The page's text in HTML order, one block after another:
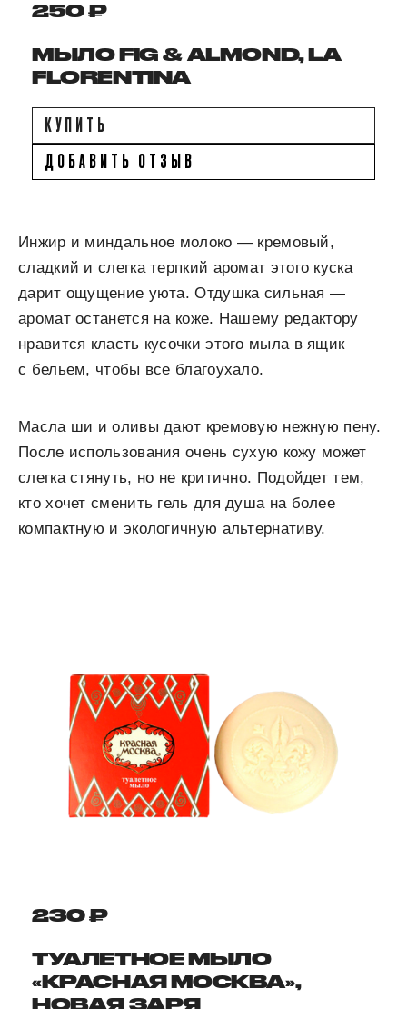
250 ₽
МЫЛО FIG & ALMOND, LA
FLORENTINA
КУПИТЬ
ДОБАВИТЬ ОТЗЫВ
Инжир и миндальное молоко — кремовый,
сладкий и слегка терпкий аромат этого куска
дарит ощущение уюта. Отдушка сильная —
аромат останется на коже. Нашему редактору
нравится класть кусочки этого мыла в ящик
с бельем, чтобы все благоухало.
Масла ши и оливы дают кремовую нежную пену.
После использования очень сухую кожу может
слегка стянуть, но не критично. Подойдет тем,
кто хочет сменить гель для душа на более
компактную и экологичную альтернативу.
230 ₽
ТУАЛЕТНОЕ МЫЛО
«КРАСНАЯ МОСКВА»,
НОВАЯ ЗАРЯ